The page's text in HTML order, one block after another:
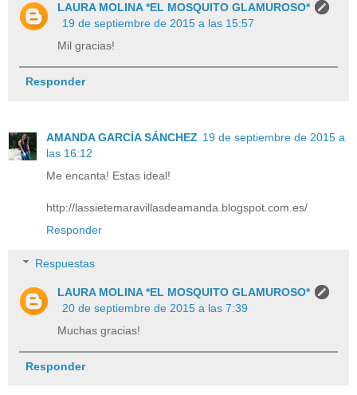
LAURA MOLINA *EL MOSQUITO GLAMUROSO*
19 de septiembre de 2015 a las 15:57
Mil gracias!
Responder
AMANDA GARCÍA SÁNCHEZ 19 de septiembre de 2015 a
las 16:12
Me encanta! Estas ideal!
http://lassietemaravillasdeamanda.blogspot.com.es/
Responder
Respuestas
LAURA MOLINA *EL MOSQUITO GLAMUROSO*
20 de septiembre de 2015 a las 7:39
Muchas gracias!
Responder